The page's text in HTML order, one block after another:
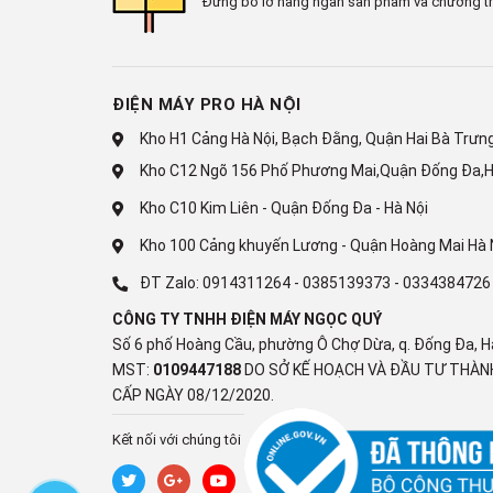
HDR Expression Enhancer
Bộ xử lý:
Bộ xử lý α8 AI Processor 4K
Tần số quét thực:
120 Hz
Tiện ích
Điều khiển tivi bằng điện thoại:
Ứng dụng LG ThinQ
ĐIỆN MÁY PRO HÀ NỘI
Kho H1 Cảng Hà Nội, Bạch Đằng, Quận Hai Bà
Kho C12 Ngõ 156 Phố Phương Mai,Quận Đống
Kho C10 Kim Liên - Quận Đống Đa - Hà Nội
Kho 100 Cảng khuyến Lương - Quận Hoàng Mai Hà
ĐT Zalo: 0914311264 - 0385139373 - 0334384726
CÔNG TY TNHH ĐIỆN MÁY NGỌC QUÝ
Số 6 phố Hoàng Cầu, phường Ô Chợ Dừa, q. Đống Đa,
MST: 0109447188DO SỞ KẾ HOẠCH VÀ ĐẦU TƯ
CẤP NGÀY 08/12/2020.
Kết nối với chúng tôi